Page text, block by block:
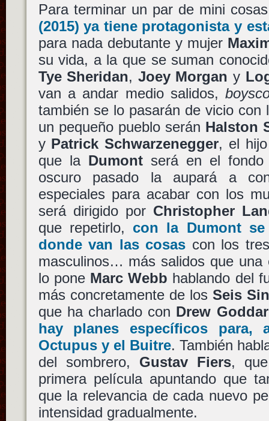
Para terminar un par de mini
(2015) ya tiene protagonista y
para nada debutante y mujer
su vida, a la que se suman
Tye Sheridan, Joey Morgan y
van a andar medio salidos,
también se lo pasarán de vicio con
un pequeño pueblo serán Halston
y Patrick Schwarzenegger, el
que la Dumontserá en el fondo
oscuro pasado la aupará a
especiales para acabar con los
será dirigido por Christopher
que repetirlo, con la Dumontse
donde van las cosas con los
masculinos… más salidos que una
lo pone Marc Webb hablando del
más concretamente de losSeis
que ha charlado con Drew
hay planes específicos
Octupusy el Buitre. También
del sombrero, Gustav Fiers,
primera película apuntando que
que la relevancia de cada nuevo
intensidad gradualmente.